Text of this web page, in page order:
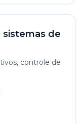
sistemas de
controle de